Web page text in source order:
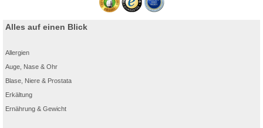
Alles auf einen Blick
Allergien
Auge, Nase & Ohr
Blase, Niere & Prostata
Erkältung
Ernährung & Gewicht